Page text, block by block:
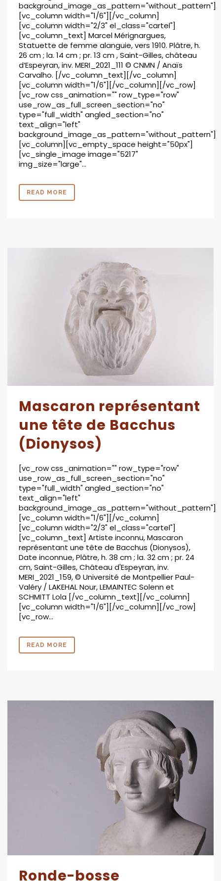
background_image_as_pattern="without_pattern"]
[vc_column width="1/6"][/vc_column]
[vc_column width="2/3" el_class="cartel"]
[vc_column_text] Marcel Mérignargues,
Statuette de femme alanguie, vers 1910. Plâtre, h.
26 cm ; la. 14 cm ; pr. 13 cm , Saint-Gilles, château
d’Espeyran, inv. MERI_2021_111 © CNMN / Anaïs
Carvalho. [/vc_column_text][/vc_column]
[vc_column width="1/6"][/vc_column][/vc_row]
[vc_row css_animation="" row_type="row"
use_row_as_full_screen_section="no"
type="full_width" angled_section="no"
text_align="left"
background_image_as_pattern="without_pattern"]
[vc_column][vc_empty_space height="50px"]
[vc_single_image image="5217"
img_size="large"...
READ MORE
Mascaron représentant
une tête de Bacchus
(Dionysos)
[vc_row css_animation="" row_type="row"
use_row_as_full_screen_section="no"
type="full_width" angled_section="no"
text_align="left"
background_image_as_pattern="without_pattern"]
[vc_column width="1/6"][/vc_column]
[vc_column width="2/3" el_class="cartel"]
[vc_column_text] Artiste inconnu, Mascaron
représentant une tête de Bacchus (Dionysos),
Date inconnue, Plâtre, h. 38 cm ; la. 32 cm ; pr. 24
cm, Saint-Gilles, Château d'Espeyran, inv.
MERI_2021_159, © Université de Montpellier Paul-
Valéry / LAKEHAL Nour, LEMAINTEC Solenn et
SCHMITT Lola [/vc_column_text][/vc_column]
[vc_column width="1/6"][/vc_column][/vc_row]
[vc_row...
READ MORE
Ronde-bosse